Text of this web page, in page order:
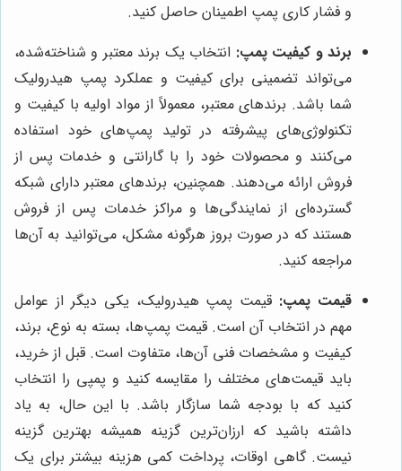
و فشار کاری پمپ اطمینان حاصل کنید.
برند و کیفیت پمپ: انتخاب یک برند معتبر و شناخته‌شده،
می‌تواند تضمینی برای کیفیت و عملکرد پمپ هیدرولیک
شما باشد. برندهای معتبر، معمولاً از مواد اولیه با کیفیت و
تکنولوژی‌های پیشرفته در تولید پمپ‌های خود استفاده
می‌کنند و محصولات خود را با گارانتی و خدمات پس از
فروش ارائه می‌دهند. همچنین، برندهای معتبر دارای شبکه
گسترده‌ای از نمایندگی‌ها و مراکز خدمات پس از فروش
هستند که در صورت بروز هرگونه مشکل، می‌توانید به آن‌ها
مراجعه کنید.
قیمت پمپ: قیمت پمپ هیدرولیک، یکی دیگر از عوامل
مهم در انتخاب آن است. قیمت پمپ‌ها، بسته به نوع، برند،
کیفیت و مشخصات فنی آن‌ها، متفاوت است. قبل از خرید،
باید قیمت‌های مختلف را مقایسه کنید و پمپی را انتخاب
کنید که با بودجه شما سازگار باشد. با این حال، به یاد
داشته باشید که ارزان‌ترین گزینه همیشه بهترین گزینه
نیست. گاهی اوقات، پرداخت کمی هزینه بیشتر برای یک